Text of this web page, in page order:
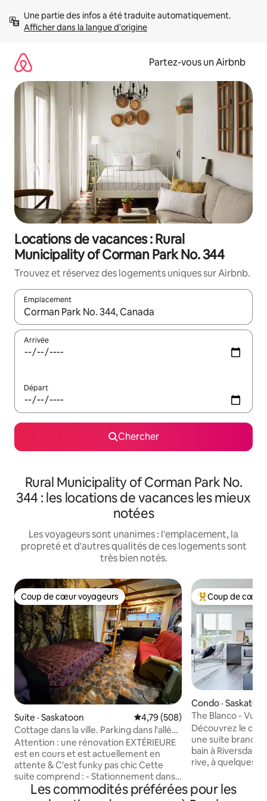
directement
Afficher dans la langue d'origine
Partez-vous un Airbnb
Locations de vacances : Rural
Municipality of Corman Park No. 344
Trouvez et réservez des logements uniques sur Airbnb.
Emplacement
Quand les résultats sont affichés, parcourez-les en utilisant
Arrivée
Départ
Chercher
Rural Municipality of Corman Park No.
344 : les locations de vacances les mieux
notées
Les voyageurs sont unanimes : l'emplacement, la
propreté et d'autres qualités de ces logements sont
très bien notés.
Coup de cœur voyageurs
Coup de cœur voyageurs
Suite · Saskatoon Note moyenne de 4,79 sur 5,
4,79 (508)
Cottage dans la ville. Parking dans l'allée
+ funky
Attention : une rénovation EXTÉRIEURE
est en cours et est actuellement en
attente & C'est funky pas chic Cette
suite comprend : - Stationnement dans
l'allée juste à côté de l'entrée - Salle de
Coup de cœur
Coup de cœur
Condo ·
The Blanco - Vue
2 chambres/2
souterrain
Découvrez le
une suite
bain à Riversdale,
rive, à quelques
locaux, cet
place de parking
Les commodités préférées pour les